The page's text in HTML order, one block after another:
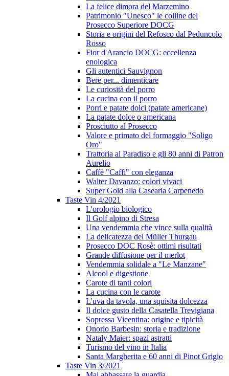
La felice dimora del Marzemino
Patrimonio "Unesco" le colline del
Prosecco Superiore DOCG
Storia e origini del Refosco dal Peduncolo
Rosso
Fior d'Arancio DOCG: eccellenza
enologica
Gli autentici Sauvignon
Bere per... dimenticare
Le curiosità del porro
La cucina con il porro
Porri e patate dolci (patate americane)
La patate dolce o americana
Prosciutto al Prosecco
Valore e primato del formaggio "Soligo
Oro"
Trattoria al Paradiso e gli 80 anni di Patron
Aurelio
Caffè "Caffi" con eleganza
Walter Davanzo: colori vivaci
Super Gold alla Casearia Carpenedo
Taste Vin 4/2021
L'orologio biologico
Il Golf alpino di Stresa
Una vendemmia che vince sulla qualità
La delicatezza del Müller Thurgau
Prosecco DOC Rosè: ottimi risultati
Grande diffusione per il merlot
Vendemmia solidale a "Le Manzane"
Alcool e digestione
Carote di tanti colori
La cucina con le carote
L'uva da tavola, una squisita dolcezza
Il dolce gusto della Casatella Trevigiana
Sopressa Vicentina: origine e tipicità
Onorio Barbesin: storia e tradizione
Nataly Maier: spazi astratti
Turismo del vino in Italia
Santa Margherita e 60 anni di Pinot Grigio
Taste Vin 3/2021